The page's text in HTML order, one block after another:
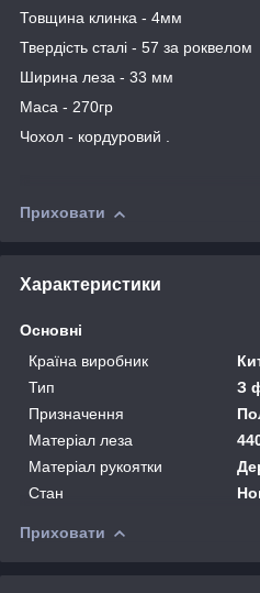
Товщина клинка - 4мм
Твердість сталі - 57 за роквелом
Ширина леза - 33 мм
Маса - 270гр
Чохол - кордуровий .
Приховати
Характеристики
Основні
Країна виробник
Тип
З
Призначення
Матеріал леза
Матеріал рукоятки
Стан
Приховати